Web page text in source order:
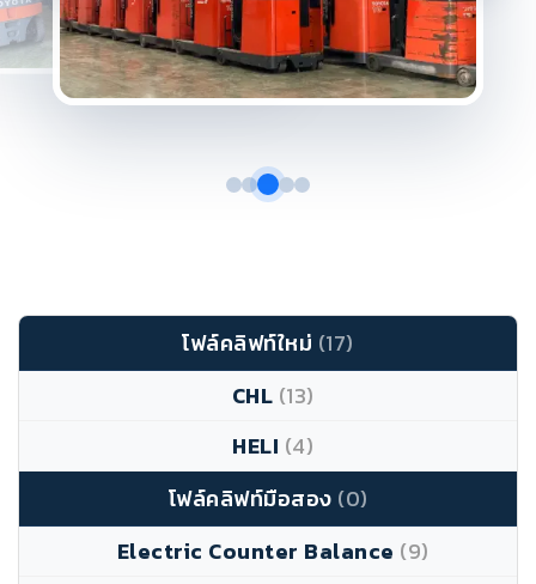
โฟล์คลิฟท์ใหม่ (17)
CHL (13)
HELI (4)
โฟล์คลิฟท์มือสอง (0)
Electric Counter Balance (9)